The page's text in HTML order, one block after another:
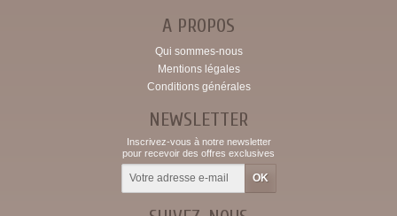
A PROPOS
Qui sommes-nous
Mentions légales
Conditions générales
NEWSLETTER
Inscrivez-vous à notre newsletter
pour recevoir des offres exclusives